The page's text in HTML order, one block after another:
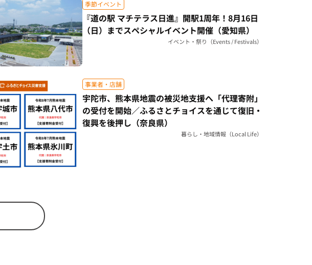
季節イベント
『道の駅 マチテラス日進』開駅1周年！8月16日
（日）までスペシャルイベント開催（愛知県）
イベント・祭り（Events / Festivals）
事業者・店舗
宇陀市、熊本県地震の被災地支援へ「代理寄附」
の受付を開始／ふるさとチョイスを通じて復旧・
復興を後押し（奈良県）
暮らし・地域情報（Local Life）